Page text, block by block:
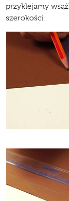
przyklejamy
szerokości.